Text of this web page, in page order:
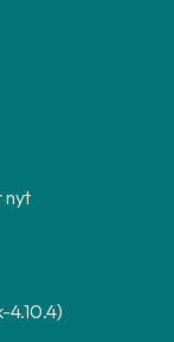
nyt
4.10.4)